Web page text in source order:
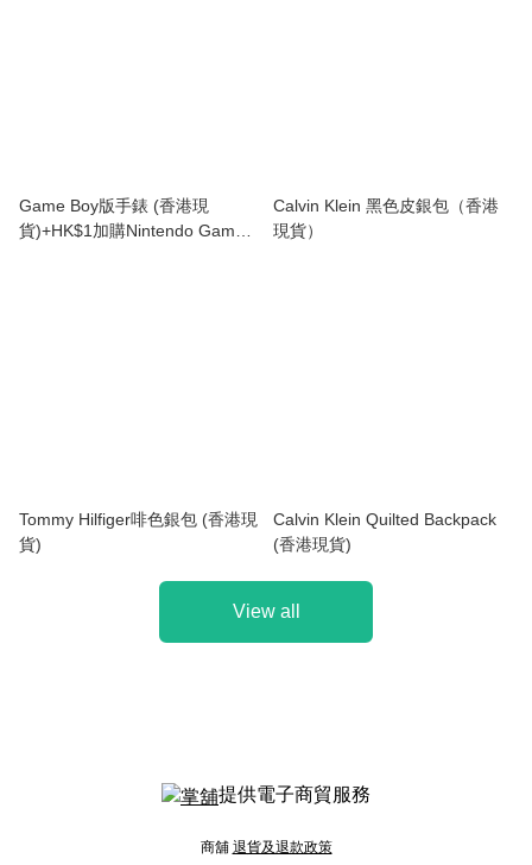
Game Boy版手錶 (香港現
貨)+HK$1加購Nintendo Game
Calvin Klein 黑色皮銀包（香港
現貨）
Tommy Hilfiger啡色銀包 (香港現
貨)
Calvin Klein Quilted Backpack
(香港現貨)
View all
提供電子商貿服務
商舖 退貨及退款政策